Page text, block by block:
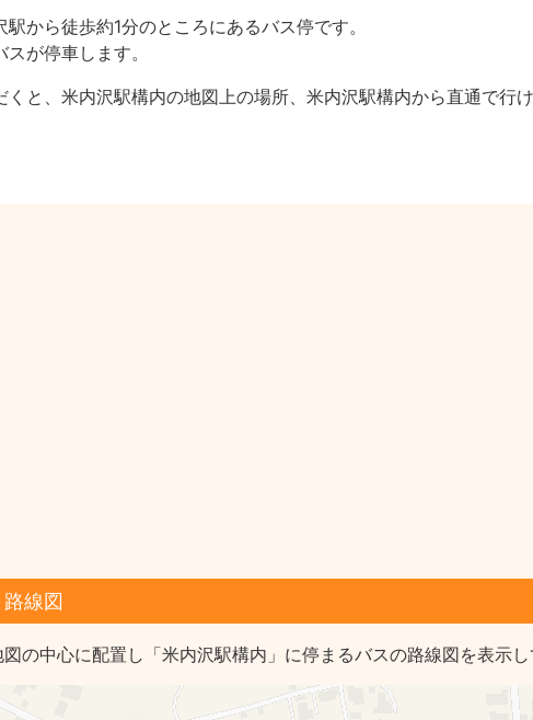
から徒歩約1分のところにあるバス停です。
が停車します。
くと、米内沢駅構内の地図上の場所、米内沢駅構内から直通で行
線図
の中心に配置し「米内沢駅構内」に停まるバスの路線図を表示し